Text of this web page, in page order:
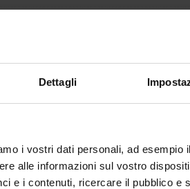
Dettagli
i vostri dati personali, ad esempio
alle informazioni sul vostro
e i contenuti, ricercare il pubblico
è organizzato come segue:
6
MED/